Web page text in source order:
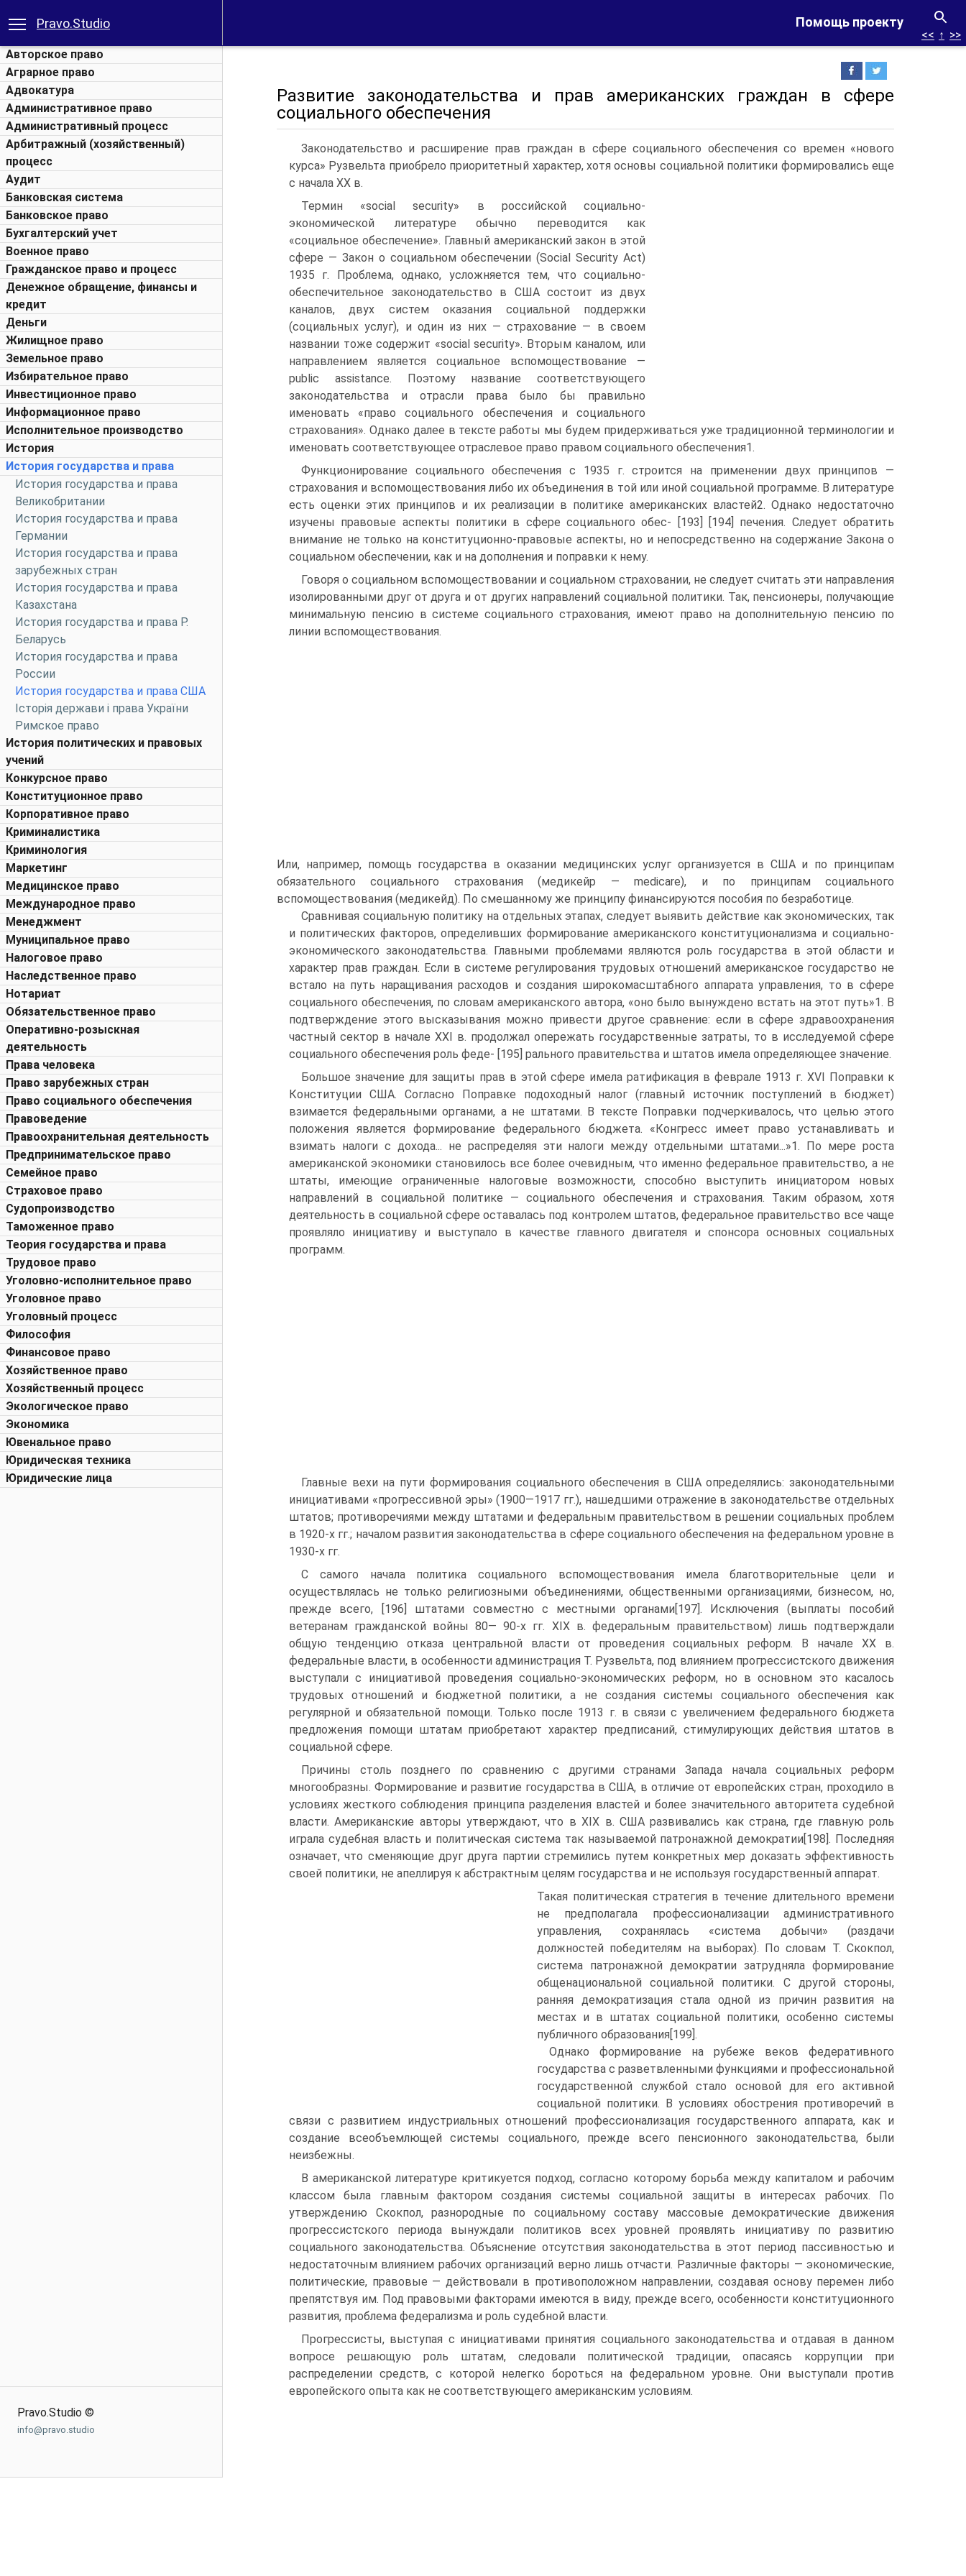
Помощь проекту
Pravo.Studio
Авторское право
Аграрное право
Адвокатура
Административное право
Административный процесс
Арбитражный (хозяйственный)
процесс
Аудит
Банковская система
Банковское право
Бухгалтерский учет
Военное право
Гражданское право и процесс
Денежное обращение, финансы и
кредит
Деньги
Жилищное право
Земельное право
Избирательное право
Инвестиционное право
Информационное право
Исполнительное производство
История
История государства и права
История государства и права
Великобритании
История государства и права
Германии
История государства и права
зарубежных стран
История государства и права
Казахстана
История государства и права Р.
Беларусь
История государства и права
России
История государства и права США
Історія держави і права України
Римское право
История политических и правовых
учений
Конкурсное право
Конституционное право
Корпоративное право
Криминалистика
Криминология
Маркетинг
Медицинское право
Международное право
Менеджмент
Муниципальное право
Налоговое право
Наследственное право
Нотариат
Обязательственное право
Оперативно-розыскная
деятельность
Права человека
Право зарубежных стран
Право социального обеспечения
Правоведение
Правоохранительная деятельность
Предпринимательское право
Семейное право
Страховое право
Судопроизводство
Таможенное право
Теория государства и права
Трудовое право
Уголовно-исполнительное право
Уголовное право
Уголовный процесс
Философия
Финансовое право
Хозяйственное право
Хозяйственный процесс
Экологическое право
Экономика
Ювенальное право
Юридическая техника
Юридические лица
Pravo.Studio ©
info@pravo.studio
<< ↑ >>
Развитие законодательства и прав американских граждан в сфере
социального обеспечения
Законодательство и расширение прав граждан в сфере социального обеспечения со времен «нового
курса» Рузвельта приобрело приоритетный характер, хотя основы социальной политики формировались еще
с начала XX в.
Термин «social security» в российской социально-
экономической литературе обычно переводится как
«социальное обеспечение». Главный американский закон в этой
сфере — Закон о социальном обеспечении (Social Security Act)
1935 г. Проблема, однако, усложняется тем, что социально-
обеспечительное законодательство в США состоит из двух
каналов, двух систем оказания социальной поддержки
(социальных услуг), и один из них — страхование — в своем
названии тоже содержит «social security». Вторым каналом, или
направлением является социальное вспомоществование —
public assistance. Поэтому название соответствующего
законодательства и отрасли права было бы правильно
именовать «право социального обеспечения и социального
страхования». Однако далее в тексте работы мы будем придерживаться уже традиционной терминологии и
именовать соответствующее отраслевое право правом социального обеспечения1.
Функционирование социального обеспечения с 1935 г. строится на применении двух принципов —
страхования и вспомоществования либо их объединения в той или иной социальной программе. В литературе
есть оценки этих принципов и их реализации в политике американских властей2. Однако недостаточно
изучены правовые аспекты политики в сфере социального обес- [193] [194] печения. Следует обратить
внимание не только на конституционно-правовые аспекты, но и непосредственно на содержание Закона о
социальном обеспечении, как и на дополнения и поправки к нему.
Говоря о социальном вспомоществовании и социальном страховании, не следует считать эти направления
изолированными друг от друга и от других направлений социальной политики. Так, пенсионеры, получающие
минимальную пенсию в системе социального страхования, имеют право на дополнительную пенсию по
линии вспомоществования.
Или, например, помощь государства в оказании медицинских услуг организуется в США и по принципам
обязательного социального страхования (медикейр — medicare), и по принципам социального
вспомоществования (медикейд). По смешанному же принципу финансируются пособия по безработице.
Сравнивая социальную политику на отдельных этапах, следует выявить действие как экономических, так
и политических факторов, определивших формирование американского конституционализма и социально-
экономического законодательства. Главными проблемами являются роль государства в этой области и
характер прав граждан. Если в системе регулирования трудовых отношений американское государство не
встало на путь наращивания расходов и создания широкомасштабного аппарата управления, то в сфере
социального обеспечения, по словам американского автора, «оно было вынуждено встать на этот путь»1. B
подтверждение этого высказывания можно привести другое сравнение: если в сфере здравоохранения
частный сектор в начале XXI в. продолжал опережать государственные затраты, то в исследуемой сфере
социального обеспечения роль феде- [195] рального правительства и штатов имела определяющее значение.
Большое значение для защиты прав в этой сфере имела ратификация в феврале 1913 г. XVI Поправки к
Конституции США. Согласно Поправке подоходный налог (главный источник поступлений в бюджет)
взимается федеральными органами, а не штатами. B тексте Поправки подчеркивалось, что целью этого
положения является формирование федерального бюджета. «Конгресс имеет право устанавливать и
взимать налоги с дохода... не распределяя эти налоги между отдельными штатами...»1. По мере роста
американской экономики становилось все более очевидным, что именно федеральное правительство, а не
штаты, имеющие ограниченные налоговые возможности, способно выступить инициатором новых
направлений в социальной политике — социального обеспечения и страхования. Таким образом, хотя
деятельность в социальной сфере оставалась под контролем штатов, федеральное правительство все чаще
проявляло инициативу и выступало в качестве главного двигателя и спонсора основных социальных
программ.
Главные вехи на пути формирования социального обеспечения в США определялись: законодательными
инициативами «прогрессивной эры» (1900—1917 гг.), нашедшими отражение в законодательстве отдельных
штатов; противоречиями между штатами и федеральным правительством в решении социальных проблем
в 1920-х гг.; началом развития законодательства в сфере социального обеспечения на федеральном уровне в
1930-х гг.
С самого начала политика социального вспомоществования имела благотворительные цели и
осуществлялась не только религиозными объединениями, общественными организациями, бизнесом, но,
прежде всего, [196] штатами совместно с местными органами[197]. Исключения (выплаты пособий
ветеранам гражданской войны 80— 90-х гг. XIX в. федеральным правительством) лишь подтверждали
общую тенденцию отказа центральной власти от проведения социальных реформ. B начале XX в.
федеральные власти, в особенности администрация T. Рузвельта, под влиянием прогрессистского движения
выступали с инициативой проведения социально-экономических реформ, но в основном это касалось
трудовых отношений и бюджетной политики, а не создания системы социального обеспечения как
регулярной и обязательной помощи. Только после 1913 г. в связи с увеличением федерального бюджета
предложения помощи штатам приобретают характер предписаний, стимулирующих действия штатов в
социальной сфере.
Причины столь позднего по сравнению с другими странами Запада начала социальных реформ
многообразны. Формирование и развитие государства в США, в отличие от европейских стран, проходило в
условиях жесткого соблюдения принципа разделения властей и более значительного авторитета судебной
власти. Американские авторы утверждают, что в XIX в. США развивались как страна, где главную роль
играла судебная власть и политическая система так называемой патронажной демократии[198]. Последняя
означает, что сменяющие друг друга партии стремились путем конкретных мер доказать эффективность
своей политики, не апеллируя к абстрактным целям государства и не используя государственный аппарат.
Такая политическая стратегия в течение длительного времени
не предполагала профессионализации административного
управления, сохранялась «система добычи» (раздачи
должностей победителям на выборах). По словам T. Скокпол,
система патронажной демократии затрудняла формирование
общенациональной социальной политики. С другой стороны,
ранняя демократизация стала одной из причин развития на
местах и в штатах социальной политики, особенно системы
публичного образования[199].
Однако формирование на рубеже веков федеративного
государства с разветвленными функциями и профессиональной
государственной службой стало основой для его активной
социальной политики. B условиях обострения противоречий в
связи с развитием индустриальных отношений профессионализация государственного аппарата, как и
создание всеобъемлющей системы социального, прежде всего пенсионного законодательства, были
неизбежны.
B американской литературе критикуется подход, согласно которому борьба между капиталом и рабочим
классом была главным фактором создания системы социальной защиты в интересах рабочих. По
утверждению Скокпол, разнородные по социальному составу массовые демократические движения
прогрессистского периода вынуждали политиков всех уровней проявлять инициативу по развитию
социального законодательства. Объяснение отсутствия законодательства в этот период пассивностью и
недостаточным влиянием рабочих организаций верно лишь отчасти. Различные факторы — экономические,
политические, правовые — действовали в противоположном направлении, создавая основу перемен либо
препятствуя им. Под правовыми факторами имеются в виду, прежде всего, особенности конституционного
развития, проблема федерализма и роль судебной власти.
Прогрессисты, выступая с инициативами принятия социального законодательства и отдавая в данном
вопросе решающую роль штатам, следовали политической традиции, опасаясь коррупции при
распределении средств, с которой нелегко бороться на федеральном уровне. Они выступали против
европейского опыта как не соответствующего американским условиям.